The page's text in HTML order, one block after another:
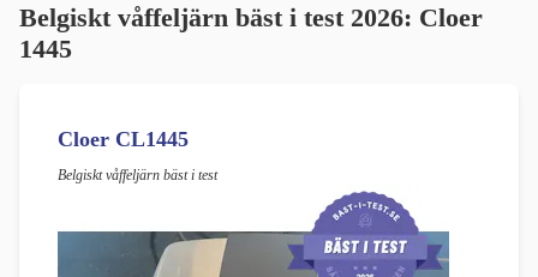
Belgiskt våffeljärn bäst i test 2026: Cloer
1445
Cloer CL1445
Belgiskt våffeljärn bäst i test